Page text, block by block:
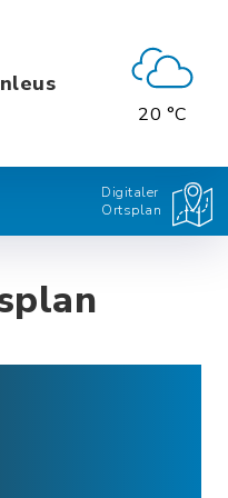
20 °C
Digitaler
Ortsplan